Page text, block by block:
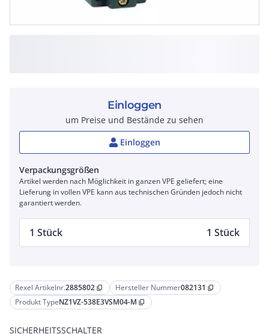
Rexel Artikelnr.2885802 content_copy Hersteller Nummer082131 content_copy
Produkt TypeNZ1VZ-538E3VSM04-M content_copy
SICHERHEITSSCHALTER
Einloggen
um Preise und Bestände zu sehen
Einloggen
Verpackungsgrößen
Artikel werden nach Möglichkeit in ganzen VPE geliefert; eine
Lieferung in vollen VPE kann aus technischen Gründen jedoch nicht
garantiert werden.
1 Stück 1 Stück